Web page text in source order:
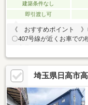
建築条件なし
即引渡し可
《 おすすめポイント 》
〇407号線が近くお車での
ン金利の大幅優遇がござ
なかった方も是非ご相談
た１０分でできる資金計画
埼玉県日高市